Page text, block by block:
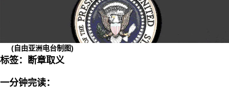
(自由亚洲电台制图)
标签：断章取义
一分钟完读：